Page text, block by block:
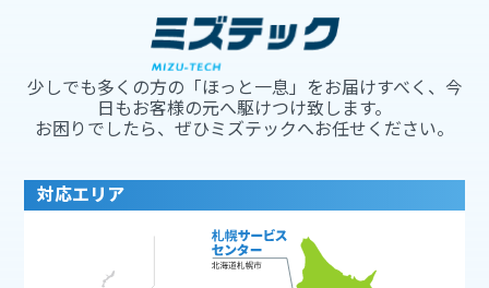
少しでも多くの方の「ほっと一息」をお届けすべく、今
日もお客様の元へ駆けつけ致します。
お困りでしたら、ぜひミズテックへお任せください。
対応エリア